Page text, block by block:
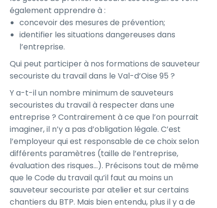
également apprendre à :
concevoir des mesures de prévention;
identifier les situations dangereuses dans
l’entreprise.
Qui peut participer à nos formations de sauveteur
secouriste du travail dans le Val-d’Oise 95 ?
Y a-t-il un nombre minimum de sauveteurs
secouristes du travail à respecter dans une
entreprise ? Contrairement à ce que l’on pourrait
imaginer, il n’y a pas d’obligation légale. C’est
l’employeur qui est responsable de ce choix selon
différents paramètres (taille de l’entreprise,
évaluation des risques…). Précisons tout de même
que le Code du travail qu’il faut au moins un
sauveteur secouriste par atelier et sur certains
chantiers du BTP. Mais bien entendu, plus il y a de